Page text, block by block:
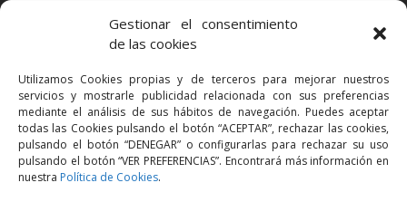
Gestionar el consentimiento
de las cookies
Utilizamos Cookies propias y de terceros para mejorar nuestros
servicios y mostrarle publicidad relacionada con sus preferencias
mediante el análisis de sus hábitos de navegación. Puedes aceptar
todas las Cookies pulsando el botón “ACEPTAR”, rechazar las cookies,
pulsando el botón “DENEGAR” o configurarlas para rechazar su uso
pulsando el botón “VER PREFERENCIAS”. Encontrará más información en
nuestra Política de Cookies.
Via Augusta 2 bis, 3º, 08006 Barcelona
bcn@bellavistalegal.eu
GRANOLLERS
C/ Sant Jaume, 16 1r, 08401 Granollers (Bcn)
+34 93 860 39 60
grn@bellavistalegal.eu